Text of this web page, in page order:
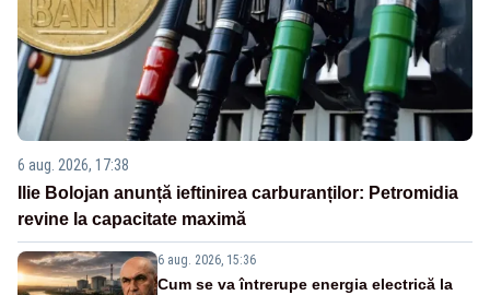
6 aug. 2026, 17:38
Ilie Bolojan anunță ieftinirea carburanților: Petromidia
revine la capacitate maximă
6 aug. 2026, 15:36
Cum se va întrerupe energia electrică la